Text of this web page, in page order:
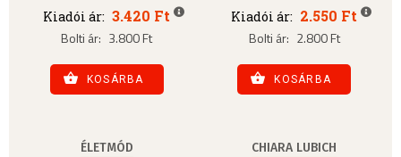
Kiadói ár: 3.420 Ft
Bolti ár: 3.800 Ft
KOSÁRBA
Kiadói ár: 2.550 Ft
Bolti ár: 2.800 Ft
KOSÁRBA
ÉLETMÓD CHIARA LUBICH